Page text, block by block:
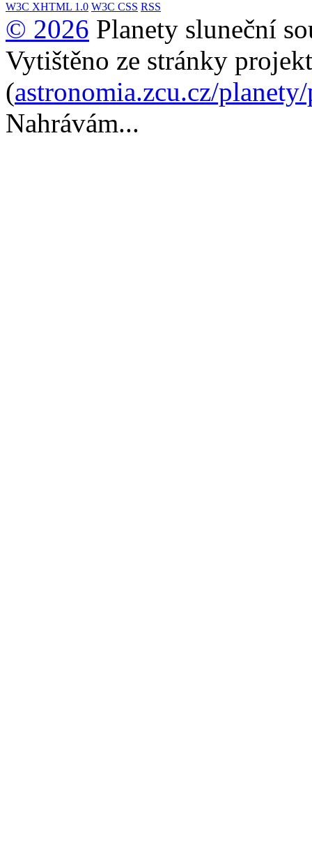
W3C XHTML 1.0 W3C CSS RSS
© 2026 Planety sluneční
Vytištěno ze stránky
(astronomia.zcu.cz/
Nahrávám...